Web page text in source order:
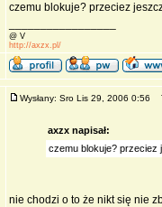
czemu blokuje? przeciez
@ V
http://axzx.pl/
Wysłany: Sro Lis 29, 2006 0:56
axzx napisał:
czemu blokuje? przeciez
nie chodzi o to że nikt się nie